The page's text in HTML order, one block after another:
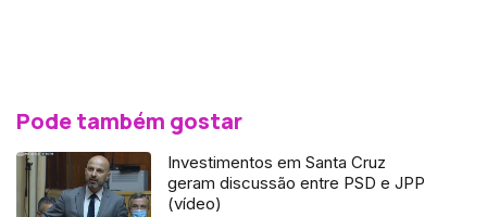
Pode também gostar
Investimentos em Santa Cruz
geram discussão entre PSD e JPP
(vídeo)